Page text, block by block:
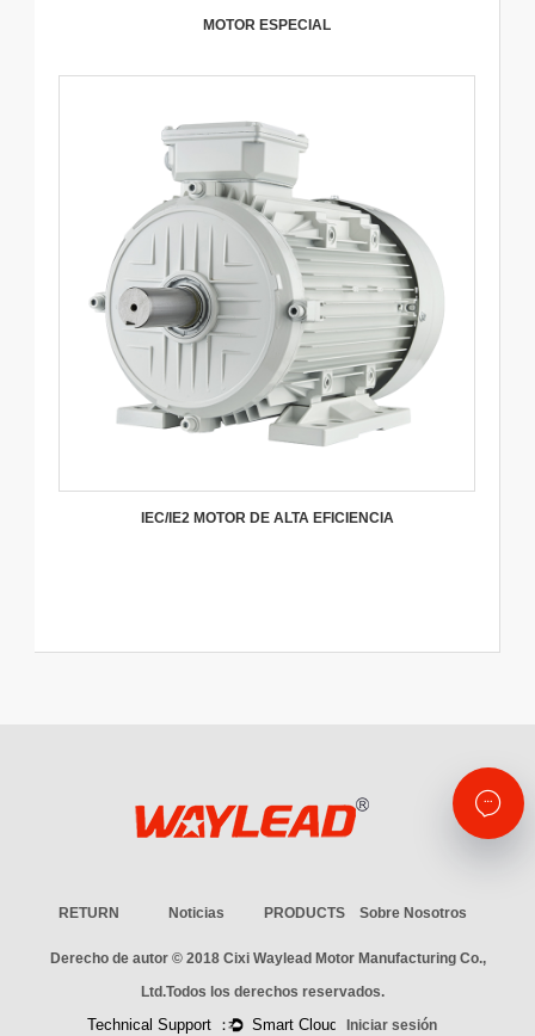
MOTOR ESPECIAL
IEC/IE2 MOTOR DE ALTA EFICIENCIA
RETURN Noticias PRODUCTS Sobre Nosotros
Derecho de autor © 2018 Cixi Waylead Motor Manufacturing Co.,
Ltd.Todos los derechos reservados.
Iniciar sesión